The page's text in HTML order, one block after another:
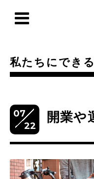
私たちにでき
07
22
開業や